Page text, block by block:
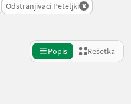
Odstranjivaci Peteljki x
Popis Rešetka